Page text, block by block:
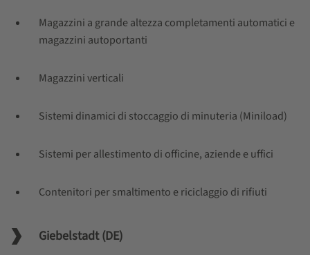
Magazzini a grande altezza completamenti automatici e
magazzini autoportanti
Magazzini verticali
Sistemi dinamici di stoccaggio di minuteria (Miniload)
Sistemi per allestimento di officine, aziende e uffici
Contenitori per smaltimento e riciclaggio di rifiuti
Giebelstadt (DE)